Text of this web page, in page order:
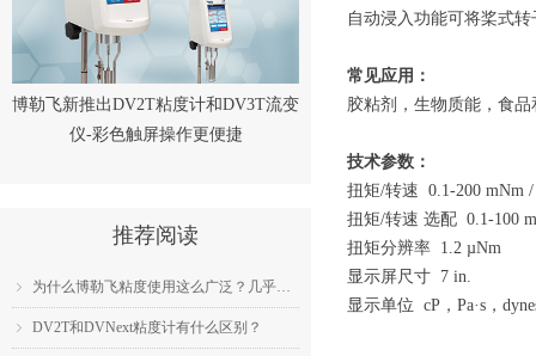
自动浸入功能可将桨式
常见应用：
胶粘剂，生物质能，食
技术参数：
扭矩/转速 0.1-200 mNm /
扭矩/转速 选配 0.1-100
扭矩分辨率 1.2 µNm
显示屏尺寸 7 in.
显示单位 cP，Pa·s，
ꁇ 为什么博勒飞粘度使用这么广泛？几乎成为了行业标准？
ꁇ DV2T和DVNext粘度计有什么区别？
推荐阅读
博勒飞新推出DV2T粘度计和DV3T流变
仪-彩色触屏操作更便捷